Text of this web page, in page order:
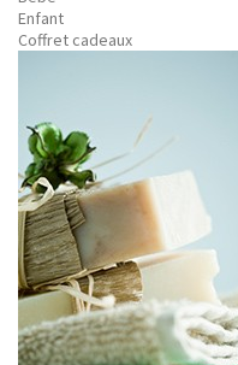
Enfant
Coffret cadeaux